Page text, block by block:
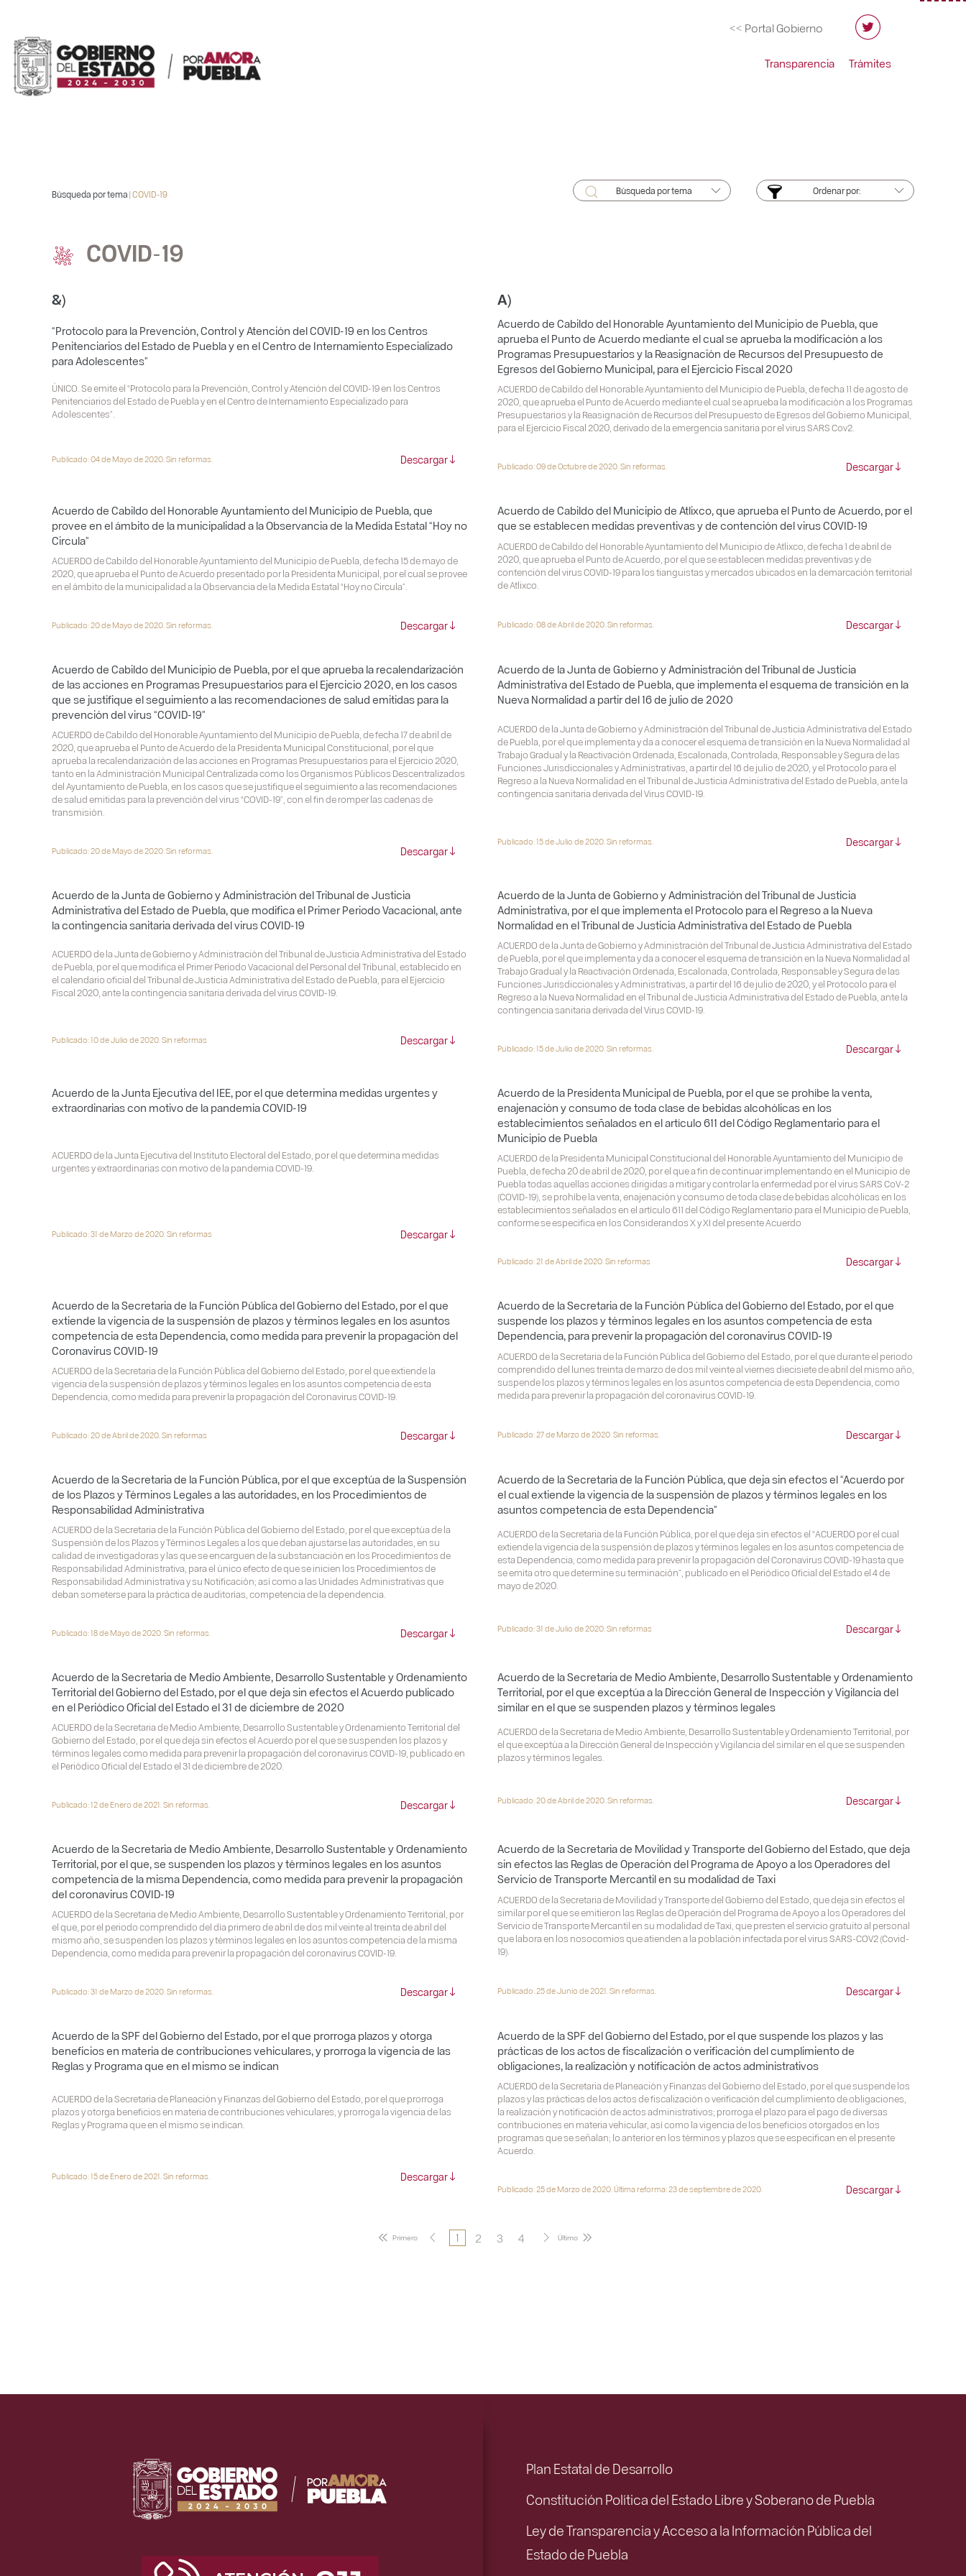
<< Portal Gobierno
Transparencia Trámites
Búsqueda por tema |COVID-19 Búsqueda por tema Ordenar por:
COVID-19
&)
“Protocolo para la Prevención, Control y Atención del COVID-19 en los Centros
Penitenciarios del Estado de Puebla y en el Centro de Internamiento Especializado
para Adolescentes”
ÚNICO. Se emite el “Protocolo para la Prevención, Control y Atención del COVID-19 en los Centros
Penitenciarios del Estado de Puebla y en el Centro de Internamiento Especializado para
Adolescentes”.
Publicado: 04 de Mayo de 2020. Sin reformas. Descargar
A)
Acuerdo de Cabildo del Honorable Ayuntamiento del Municipio de Puebla, que
aprueba el Punto de Acuerdo mediante el cual se aprueba la modificación a los
Programas Presupuestarios y la Reasignación de Recursos del Presupuesto de
Egresos del Gobierno Municipal, para el Ejercicio Fiscal 2020
ACUERDO de Cabildo del Honorable Ayuntamiento del Municipio de Puebla, de fecha 11 de agosto de
2020, que aprueba el Punto de Acuerdo mediante el cual se aprueba la modificación a los Programas
Presupuestarios y la Reasignación de Recursos del Presupuesto de Egresos del Gobierno Municipal,
para el Ejercicio Fiscal 2020, derivado de la emergencia sanitaria por el virus SARS Cov2.
Publicado: 09 de Octubre de 2020. Sin reformas. Descargar
Acuerdo de Cabildo del Honorable Ayuntamiento del Municipio de Puebla, que
provee en el ámbito de la municipalidad a la Observancia de la Medida Estatal “Hoy no
Circula”
ACUERDO de Cabildo del Honorable Ayuntamiento del Municipio de Puebla, de fecha 15 de mayo de
2020, que aprueba el Punto de Acuerdo presentado por la Presidenta Municipal, por el cual se provee
en el ámbito de la municipalidad a la Observancia de la Medida Estatal “Hoy no Circula”.
Publicado: 20 de Mayo de 2020. Sin reformas. Descargar
Acuerdo de Cabildo del Municipio de Atlixco, que aprueba el Punto de Acuerdo, por el
que se establecen medidas preventivas y de contención del virus COVID-19
ACUERDO de Cabildo del Honorable Ayuntamiento del Municipio de Atlixco, de fecha 1 de abril de
2020, que aprueba el Punto de Acuerdo, por el que se establecen medidas preventivas y de
contención del virus COVID-19 para los tianguistas y mercados ubicados en la demarcación territorial
de Atlixco.
Publicado: 08 de Abril de 2020. Sin reformas. Descargar
Acuerdo de Cabildo del Municipio de Puebla, por el que aprueba la recalendarización
de las acciones en Programas Presupuestarios para el Ejercicio 2020, en los casos
que se justifique el seguimiento a las recomendaciones de salud emitidas para la
prevención del virus “COVID-19”
ACUERDO de Cabildo del Honorable Ayuntamiento del Municipio de Puebla, de fecha 17 de abril de
2020, que aprueba el Punto de Acuerdo de la Presidenta Municipal Constitucional, por el que
aprueba la recalendarización de las acciones en Programas Presupuestarios para el Ejercicio 2020,
tanto en la Administración Municipal Centralizada como los Organismos Públicos Descentralizados
del Ayuntamiento de Puebla, en los casos que se justifique el seguimiento a las recomendaciones
de salud emitidas para la prevención del virus “COVID-19”, con el fin de romper las cadenas de
transmisión.
Publicado: 20 de Mayo de 2020. Sin reformas. Descargar
Acuerdo de la Junta de Gobierno y Administración del Tribunal de Justicia
Administrativa del Estado de Puebla, que implementa el esquema de transición en la
Nueva Normalidad a partir del 16 de julio de 2020
ACUERDO de la Junta de Gobierno y Administración del Tribunal de Justicia Administrativa del Estado
de Puebla, por el que implementa y da a conocer el esquema de transición en la Nueva Normalidad al
Trabajo Gradual y la Reactivación Ordenada, Escalonada, Controlada, Responsable y Segura de las
Funciones Jurisdiccionales y Administrativas, a partir del 16 de julio de 2020, y el Protocolo para el
Regreso a la Nueva Normalidad en el Tribunal de Justicia Administrativa del Estado de Puebla, ante la
contingencia sanitaria derivada del Virus COVID-19.
Publicado: 15 de Julio de 2020. Sin reformas. Descargar
Acuerdo de la Junta de Gobierno y Administración del Tribunal de Justicia
Administrativa del Estado de Puebla, que modifica el Primer Periodo Vacacional, ante
la contingencia sanitaria derivada del virus COVID-19
ACUERDO de la Junta de Gobierno y Administración del Tribunal de Justicia Administrativa del Estado
de Puebla, por el que modifica el Primer Periodo Vacacional del Personal del Tribunal, establecido en
el calendario oficial del Tribunal de Justicia Administrativa del Estado de Puebla, para el Ejercicio
Fiscal 2020, ante la contingencia sanitaria derivada del virus COVID-19.
Publicado: 10 de Julio de 2020. Sin reformas Descargar
Acuerdo de la Junta de Gobierno y Administración del Tribunal de Justicia
Administrativa, por el que implementa el Protocolo para el Regreso a la Nueva
Normalidad en el Tribunal de Justicia Administrativa del Estado de Puebla
ACUERDO de la Junta de Gobierno y Administración del Tribunal de Justicia Administrativa del Estado
de Puebla, por el que implementa y da a conocer el esquema de transición en la Nueva Normalidad al
Trabajo Gradual y la Reactivación Ordenada, Escalonada, Controlada, Responsable y Segura de las
Funciones Jurisdiccionales y Administrativas, a partir del 16 de julio de 2020, y el Protocolo para el
Regreso a la Nueva Normalidad en el Tribunal de Justicia Administrativa del Estado de Puebla, ante la
contingencia sanitaria derivada del Virus COVID-19.
Publicado: 15 de Julio de 2020. Sin reformas. Descargar
Acuerdo de la Junta Ejecutiva del IEE, por el que determina medidas urgentes y
extraordinarias con motivo de la pandemia COVID-19
ACUERDO de la Junta Ejecutiva del Instituto Electoral del Estado, por el que determina medidas
urgentes y extraordinarias con motivo de la pandemia COVID-19.
Publicado: 31 de Marzo de 2020. Sin reformas Descargar
Acuerdo de la Presidenta Municipal de Puebla, por el que se prohíbe la venta,
enajenación y consumo de toda clase de bebidas alcohólicas en los
establecimientos señalados en el artículo 611 del Código Reglamentario para el
Municipio de Puebla
ACUERDO de la Presidenta Municipal Constitucional del Honorable Ayuntamiento del Municipio de
Puebla, de fecha 20 de abril de 2020, por el que a fin de continuar implementando en el Municipio de
Puebla todas aquellas acciones dirigidas a mitigar y controlar la enfermedad por el virus SARS CoV-2
(COVID-19), se prohíbe la venta, enajenación y consumo de toda clase de bebidas alcohólicas en los
establecimientos señalados en el artículo 611 del Código Reglamentario para el Municipio de Puebla,
conforme se especifica en los Considerandos X y XI del presente Acuerdo
Publicado: 21 de Abril de 2020. Sin reformas Descargar
Acuerdo de la Secretaria de la Función Pública del Gobierno del Estado, por el que
extiende la vigencia de la suspensión de plazos y términos legales en los asuntos
competencia de esta Dependencia, como medida para prevenir la propagación del
Coronavirus COVID-19
ACUERDO de la Secretaria de la Función Pública del Gobierno del Estado, por el que extiende la
vigencia de la suspensión de plazos y términos legales en los asuntos competencia de esta
Dependencia, como medida para prevenir la propagación del Coronavirus COVID-19.
Publicado: 20 de Abril de 2020. Sin reformas Descargar
Acuerdo de la Secretaria de la Función Pública del Gobierno del Estado, por el que
suspende los plazos y términos legales en los asuntos competencia de esta
Dependencia, para prevenir la propagación del coronavirus COVID-19
ACUERDO de la Secretaria de la Función Pública del Gobierno del Estado, por el que durante el periodo
comprendido del lunes treinta de marzo de dos mil veinte al viernes diecisiete de abril del mismo año,
suspende los plazos y términos legales en los asuntos competencia de esta Dependencia, como
medida para prevenir la propagación del coronavirus COVID-19.
Publicado: 27 de Marzo de 2020. Sin reformas. Descargar
Acuerdo de la Secretaria de la Función Pública, por el que exceptúa de la Suspensión
de los Plazos y Términos Legales a las autoridades, en los Procedimientos de
Responsabilidad Administrativa
ACUERDO de la Secretaria de la Función Pública del Gobierno del Estado, por el que exceptúa de la
Suspensión de los Plazos y Términos Legales a los que deban ajustarse las autoridades, en su
calidad de investigadoras y las que se encarguen de la substanciación en los Procedimientos de
Responsabilidad Administrativa, para el único efecto de que se inicien los Procedimientos de
Responsabilidad Administrativa y su Notificación; así como a las Unidades Administrativas que
deban someterse para la práctica de auditorías, competencia de la dependencia.
Publicado: 18 de Mayo de 2020. Sin reformas. Descargar
Acuerdo de la Secretaria de la Función Pública, que deja sin efectos el “Acuerdo por
el cual extiende la vigencia de la suspensión de plazos y términos legales en los
asuntos competencia de esta Dependencia”
ACUERDO de la Secretaria de la Función Pública, por el que deja sin efectos el “ACUERDO por el cual
extiende la vigencia de la suspensión de plazos y términos legales en los asuntos competencia de
esta Dependencia, como medida para prevenir la propagación del Coronavirus COVID-19 hasta que
se emita otro que determine su terminación”, publicado en el Periódico Oficial del Estado el 4 de
mayo de 2020.
Publicado: 31 de Julio de 2020. Sin reformas Descargar
Acuerdo de la Secretaria de Medio Ambiente, Desarrollo Sustentable y Ordenamiento
Territorial del Gobierno del Estado, por el que deja sin efectos el Acuerdo publicado
en el Periódico Oficial del Estado el 31 de diciembre de 2020
ACUERDO de la Secretaria de Medio Ambiente, Desarrollo Sustentable y Ordenamiento Territorial del
Gobierno del Estado, por el que deja sin efectos el Acuerdo por el que se suspenden los plazos y
términos legales como medida para prevenir la propagación del coronavirus COVID-19, publicado en
el Periódico Oficial del Estado el 31 de diciembre de 2020.
Publicado: 12 de Enero de 2021. Sin reformas. Descargar
Acuerdo de la Secretaria de Medio Ambiente, Desarrollo Sustentable y Ordenamiento
Territorial, por el que exceptúa a la Dirección General de Inspección y Vigilancia del
similar en el que se suspenden plazos y términos legales
ACUERDO de la Secretaria de Medio Ambiente, Desarrollo Sustentable y Ordenamiento Territorial, por
el que exceptúa a la Dirección General de Inspección y Vigilancia del similar en el que se suspenden
plazos y términos legales.
Publicado: 20 de Abril de 2020. Sin reformas. Descargar
Acuerdo de la Secretaria de Medio Ambiente, Desarrollo Sustentable y Ordenamiento
Territorial, por el que, se suspenden los plazos y términos legales en los asuntos
competencia de la misma Dependencia, como medida para prevenir la propagación
del coronavirus COVID-19
ACUERDO de la Secretaria de Medio Ambiente, Desarrollo Sustentable y Ordenamiento Territorial, por
el que, por el periodo comprendido del día primero de abril de dos mil veinte al treinta de abril del
mismo año, se suspenden los plazos y términos legales en los asuntos competencia de la misma
Dependencia, como medida para prevenir la propagación del coronavirus COVID-19.
Publicado: 31 de Marzo de 2020. Sin reformas. Descargar
Acuerdo de la Secretaria de Movilidad y Transporte del Gobierno del Estado, que deja
sin efectos las Reglas de Operación del Programa de Apoyo a los Operadores del
Servicio de Transporte Mercantil en su modalidad de Taxi
ACUERDO de la Secretaria de Movilidad y Transporte del Gobierno del Estado, que deja sin efectos el
similar por el que se emitieron las Reglas de Operación del Programa de Apoyo a los Operadores del
Servicio de Transporte Mercantil en su modalidad de Taxi, que presten el servicio gratuito al personal
que labora en los nosocomios que atienden a la población infectada por el virus SARS-COV2 (Covid-
19).
Publicado: 25 de Junio de 2021. Sin reformas. Descargar
Acuerdo de la SPF del Gobierno del Estado, por el que prorroga plazos y otorga
beneficios en materia de contribuciones vehiculares, y prorroga la vigencia de las
Reglas y Programa que en el mismo se indican
ACUERDO de la Secretaria de Planeación y Finanzas del Gobierno del Estado, por el que prorroga
plazos y otorga beneficios en materia de contribuciones vehiculares, y prorroga la vigencia de las
Reglas y Programa que en el mismo se indican.
Publicado: 15 de Enero de 2021. Sin reformas. Descargar
Acuerdo de la SPF del Gobierno del Estado, por el que suspende los plazos y las
prácticas de los actos de fiscalización o verificación del cumplimiento de
obligaciones, la realización y notificación de actos administrativos
ACUERDO de la Secretaria de Planeación y Finanzas del Gobierno del Estado, por el que suspende los
plazos y las prácticas de los actos de fiscalización o verificación del cumplimiento de obligaciones,
la realización y notificación de actos administrativos; prorroga el plazo para el pago de diversas
contribuciones en materia vehicular, así como la vigencia de los beneficios otorgados en los
programas que se señalan; lo anterior en los términos y plazos que se especifican en el presente
Acuerdo.
Publicado: 25 de Marzo de 2020. Última reforma: 23 de septiembre de 2020. Descargar
1 2 3 4
Plan Estatal de Desarrollo
Constitución Política del Estado Libre y Soberano de Puebla
Ley de Transparencia y Acceso a la Información Pública del
Estado de Puebla